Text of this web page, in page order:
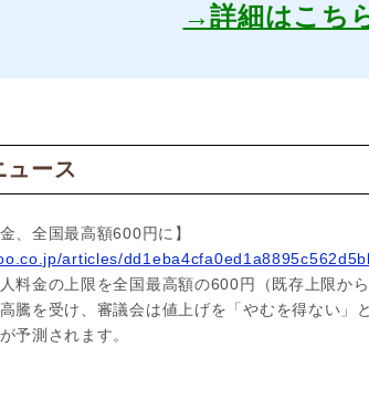
→詳細はこち
ュース
、全国最高額600円に】
articles/
料金の上限を全国最高額の600円（既存上限か
騰を受け、審議会は値上げを「やむを得ない」
予測されます。